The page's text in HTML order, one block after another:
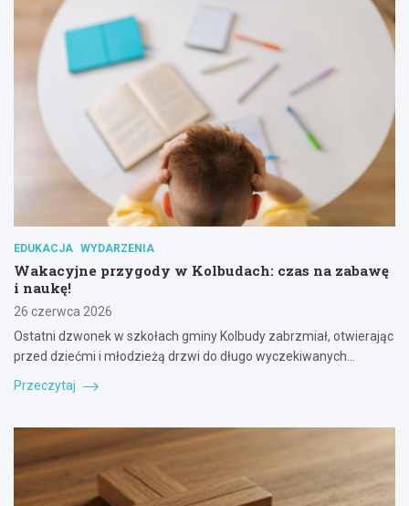
EDUKACJA WYDARZENIA
Wakacyjne przygody w Kolbudach: czas na zabawę
i naukę!
26 czerwca 2026
Ostatni dzwonek w szkołach gminy Kolbudy zabrzmiał, otwierając
przed dziećmi i młodzieżą drzwi do długo wyczekiwanych…
Przeczytaj